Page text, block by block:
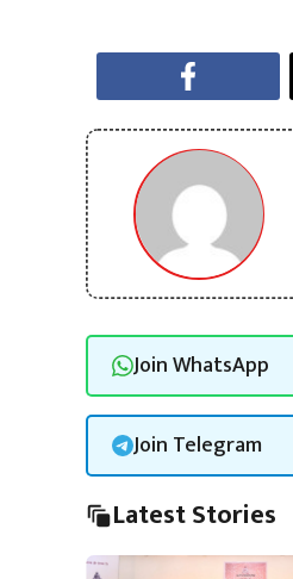
Join WhatsApp
Join Telegram
Latest Stories